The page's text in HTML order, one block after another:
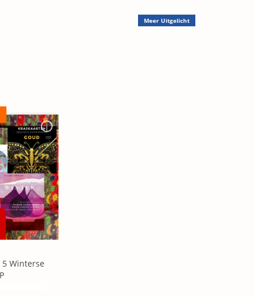
Meer Uitgelicht
Winterse